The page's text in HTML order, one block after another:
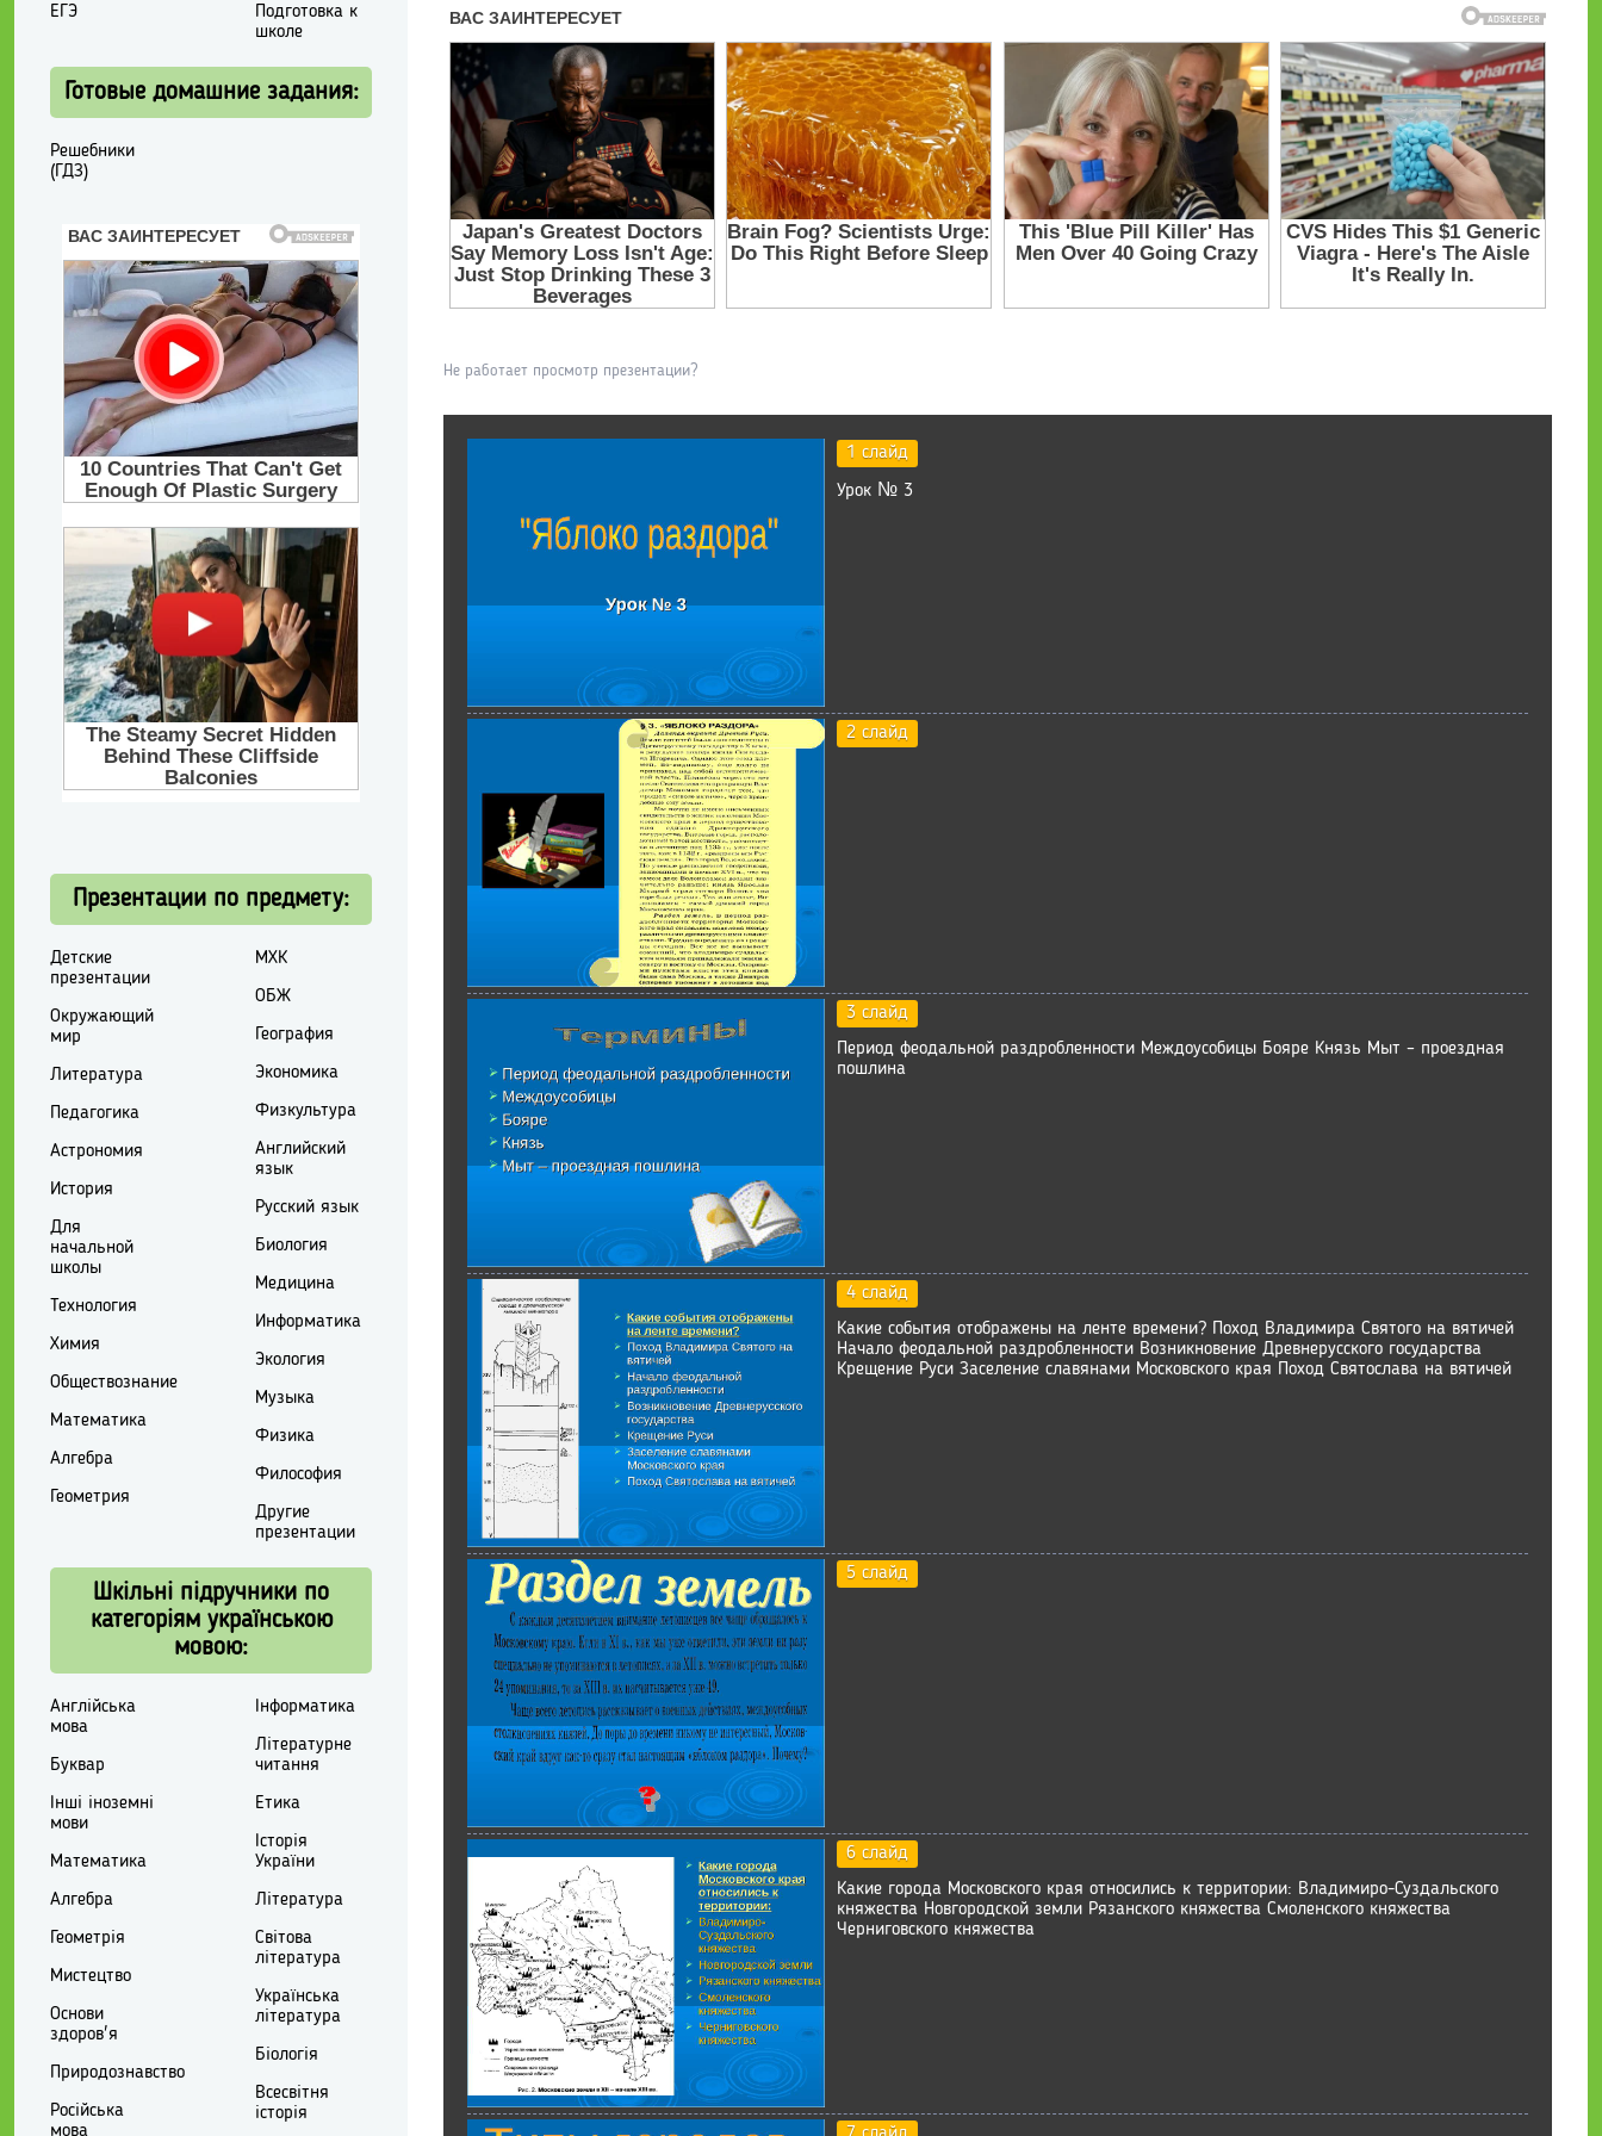
Не работает просмотр презентации?
1 слайд
Урок № 3
2 слайд
3 слайд
Период феодальной раздробленности Междоусобицы Бояре Князь Мыт – проездная
пошлина
4 слайд
Какие события отображены на ленте времени? Поход Владимира Святого на вятичей
Начало феодальной раздробленности Возникновение Древнерусского государства
Крещение Руси Заселение славянами Московского края Поход Святослава на вятичей
5 слайд
6 слайд
Какие города Московского края относились к территории: Владимиро-Суздальского
княжества Новгородской земли Рязанского княжества Смоленского княжества
Черниговского княжества
ЕГЭ
Подготовка к
школе
Готовые домашние задания:
Решебники
(ГДЗ)
Презентации по предмету:
Детские
презентации
Окружающий
мир
Литература
Педагогика
Астрономия
История
Для
начальной
школы
Технология
Химия
Обществознание
Математика
Алгебра
Геометрия
МХК
ОБЖ
География
Экономика
Физкультура
Английский
язык
Русский язык
Биология
Медицина
Информатика
Экология
Музыка
Физика
Философия
Другие
презентации
Шкільні підручники по
категоріям українською
мовою:
Англійська
мова
Буквар
Інші іноземні
мови
Математика
Алгебра
Геометрія
Мистецтво
Основи
здоров'я
Природознавство
Російська
мова
Інформатика
Літературне
читання
Етика
Історія
України
Література
Світова
література
Українська
література
Біологія
Всесвітня
історія